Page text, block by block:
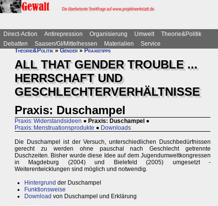
Direct-Action Antirepression Organisierung Umwelt
Theorie&Politik
Debatten
Saasen/GI/Mittelhessen Materialien
Service
Theorie&Politik»Gender»Praxistipps
ALL THAT GENDER TROUBLE ...
HERRSCHAFT UND
GESCHLECHTERVERHÄLTNISSE
Praxis: Duschampel
Praxis: Widerstandsideen ● Praxis: Duschampel ●
Praxis: Menstruationsprodukte ● Downloads
Die Duschampel ist der Versuch, unterschiedlichen Duschbedürfnissen
gerecht zu werden ohne pauschal nach Geschlecht getrennte
Duschzeiten. Bisher wurde diese Idee auf dem Jugendumweltkongressen
in Magdeburg (2004) und Bielefeld (2005) umgesetzt -
Weiterentwicklungen sind möglich und notwendig.
Hintergrund der Duschampel
Funktionsweise
Download von Duschampel und Erklärung